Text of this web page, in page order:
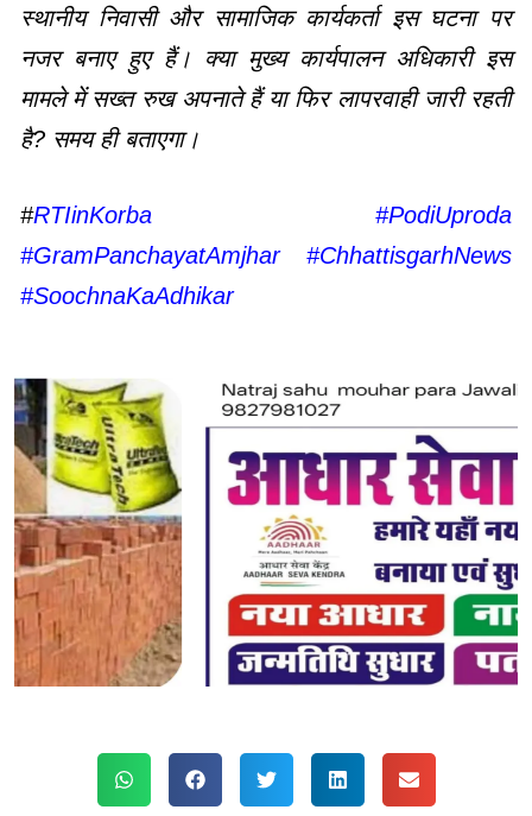
स्थानीय निवासी और सामाजिक कार्यकर्ता इस घटना पर
नजर बनाए हुए हैं। क्या मुख्य कार्यपालन अधिकारी इस
मामले में सख्त रुख अपनाते हैं या फिर लापरवाही जारी रहती
है? समय ही बताएगा।
#RTIinKorba #PodiUproda
#GramPanchayatAmjhar #ChhattisgarhNews
#SoochnaKaAdhikar